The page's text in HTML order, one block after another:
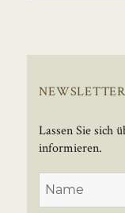
Lassen Sie sich
informieren.